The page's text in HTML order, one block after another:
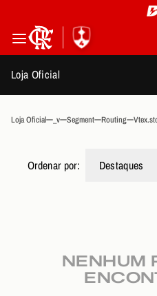
Loja Oficial
Loja Oficial _v Segment Routing
Ordenar por:
NENHUM